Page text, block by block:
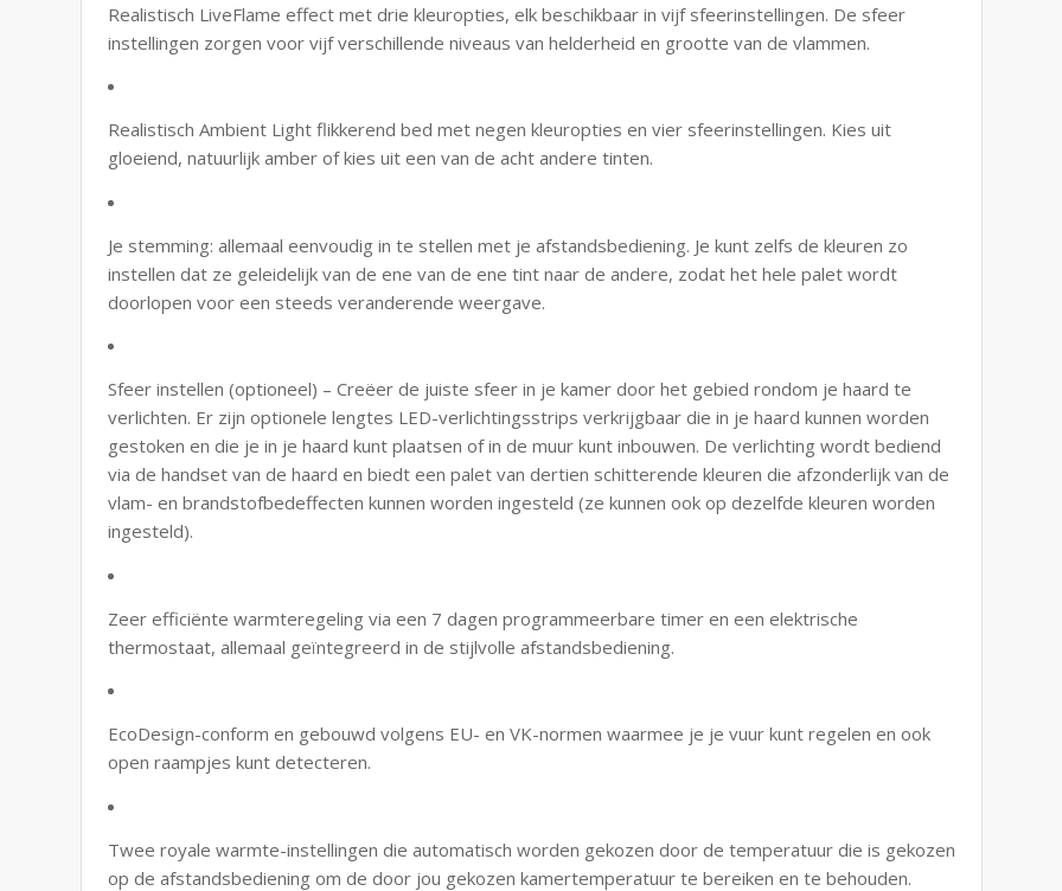
Realistisch LiveFlame effect met drie kleuropties, elk beschikbaar in vijf sfeerinstellingen. De sfeer
instellingen zorgen voor vijf verschillende niveaus van helderheid en grootte van de vlammen.
Realistisch Ambient Light flikkerend bed met negen kleuropties en vier sfeerinstellingen. Kies uit
gloeiend, natuurlijk amber of kies uit een van de acht andere tinten.
Je stemming: allemaal eenvoudig in te stellen met je afstandsbediening. Je kunt zelfs de kleuren zo
instellen dat ze geleidelijk van de ene van de ene tint naar de andere, zodat het hele palet wordt
doorlopen voor een steeds veranderende weergave.
Sfeer instellen (optioneel) – Creëer de juiste sfeer in je kamer door het gebied rondom je haard te
verlichten. Er zijn optionele lengtes LED-verlichtingsstrips verkrijgbaar die in je haard kunnen worden
gestoken en die je in je haard kunt plaatsen of in de muur kunt inbouwen. De verlichting wordt bediend
via de handset van de haard en biedt een palet van dertien schitterende kleuren die afzonderlijk van de
vlam- en brandstofbedeffecten kunnen worden ingesteld (ze kunnen ook op dezelfde kleuren worden
ingesteld).
Zeer efficiënte warmteregeling via een 7 dagen programmeerbare timer en een elektrische
thermostaat, allemaal geïntegreerd in de stijlvolle afstandsbediening.
EcoDesign-conform en gebouwd volgens EU- en VK-normen waarmee je je vuur kunt regelen en ook
open raampjes kunt detecteren.
Twee royale warmte-instellingen die automatisch worden gekozen door de temperatuur die is gekozen
op de afstandsbediening om de door jou gekozen kamertemperatuur te bereiken en te behouden.